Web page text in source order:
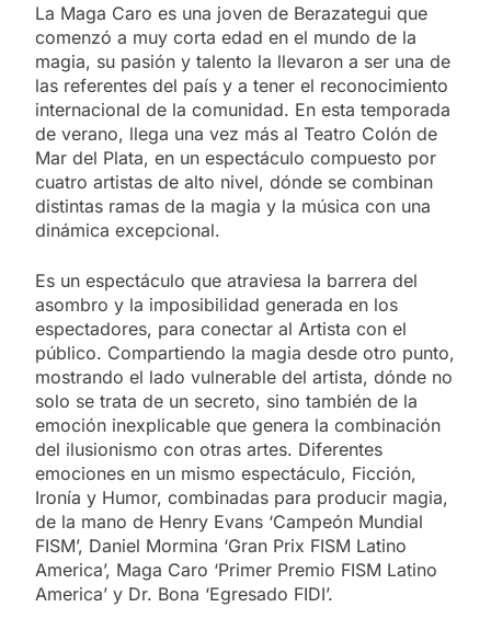
La Maga Caro es una joven de Berazategui que
comenzó a muy corta edad en el mundo de la
magia, su pasión y talento la llevaron a ser una de
las referentes del país y a tener el reconocimiento
internacional de la comunidad. En esta temporada
de verano, llega una vez más al Teatro Colón de
Mar del Plata, en un espectáculo compuesto por
cuatro artistas de alto nivel, dónde se combinan
distintas ramas de la magia y la música con una
dinámica excepcional.
Es un espectáculo que atraviesa la barrera del
asombro y la imposibilidad generada en los
espectadores, para conectar al Artista con el
público. Compartiendo la magia desde otro punto,
mostrando el lado vulnerable del artista, dónde no
solo se trata de un secreto, sino también de la
emoción inexplicable que genera la combinación
del ilusionismo con otras artes. Diferentes
emociones en un mismo espectáculo, Ficción,
Ironía y Humor, combinadas para producir magia,
de la mano de Henry Evans ‘Campeón Mundial
FISM’, Daniel Mormina ‘Gran Prix FISM Latino
America’, Maga Caro ‘Primer Premio FISM Latino
America’ y Dr. Bona ‘Egresado FIDI’.